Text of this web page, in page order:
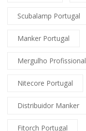
Scubalamp Portugal
Manker Portugal
Mergulho Profissional
Nitecore Portugal
Distribuidor Manker
Fitorch Portugal